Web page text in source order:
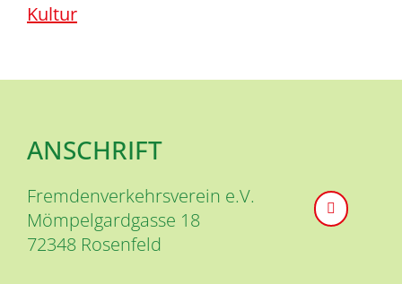
Kultur
ANSCHRIFT
Fremdenverkehrsverein e.V.
Mömpelgardgasse 18
72348 Rosenfeld